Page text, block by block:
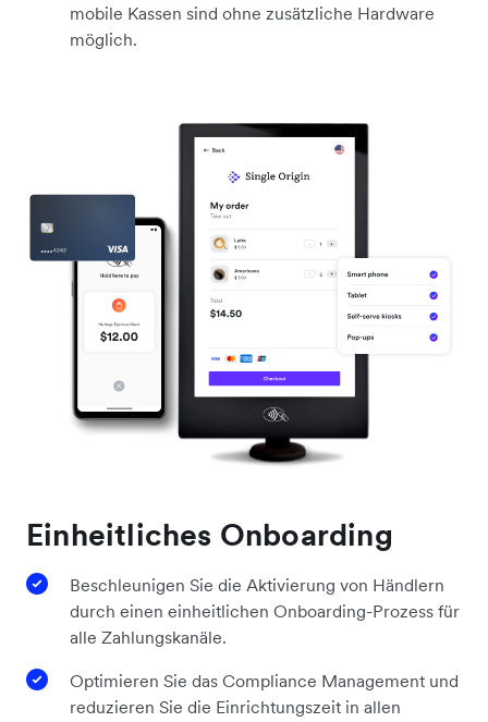
mobile Kassen sind ohne zusätzliche Hardware
möglich.
Einheitliches Onboarding
Beschleunigen Sie die Aktivierung von Händlern
durch einen einheitlichen Onboarding-Prozess für
alle Zahlungskanäle.
Optimieren Sie das Compliance Management und
reduzieren Sie die Einrichtungszeit in allen